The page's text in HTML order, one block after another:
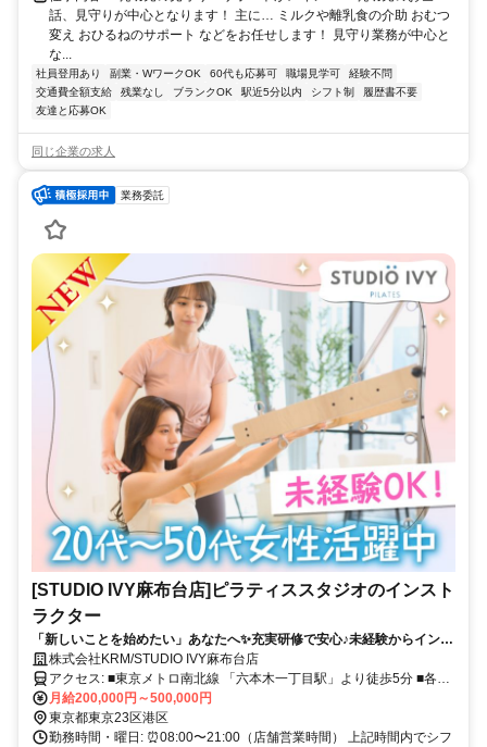
話、見守りが中心となります！ 主に… ミルクや離乳食の介助 おむつ
変え おひるねのサポート などをお任せします！ 見守り業務が中心と
な...
社員登用あり 副業・WワークOK 60代も応募可 職場見学可
経験不問
交通費全額支給
残業なし ブランクOK 駅近5分以内 シフト制
履歴書不要
友達と応募OK
同じ企業の求人
業務委託
[STUDIO IVY麻布台店]ピラティススタジオのインスト
ラクター
「新しいことを始めたい」あなたへ✨充実研修で安心♪未経験からインス
トラクターデビュー◎週2～・シフト自由！
株式会社KRM/STUDIO IVY麻布台店
アクセス: ■東京メトロ南北線 「六本木一丁目駅」より徒歩5分 ■各線
「六本木駅」より徒歩6分 ୨୧･･･････････････････････････････････
୨୧ 都心ど真ん中の好立地！ 六本木・赤坂・青山一丁目・白金高輪・
恵比寿からも通えます！
月給200,000円～500,000円
東京都東京23区港区
勤務時間・曜日: ⏰08:00〜21:00（店舗営業時間） 上記時間内でシフ